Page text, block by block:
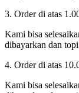
3. Order di atas
Kami bisa
dibayarkan dan
4. Order di atas
Kami bisa